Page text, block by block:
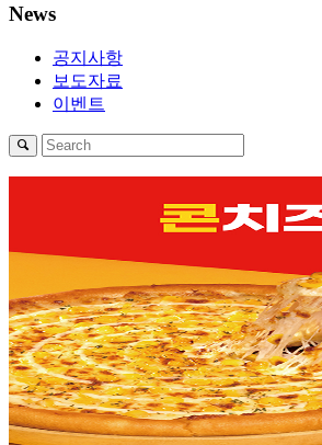
News
공지사항
보도자료
이벤트